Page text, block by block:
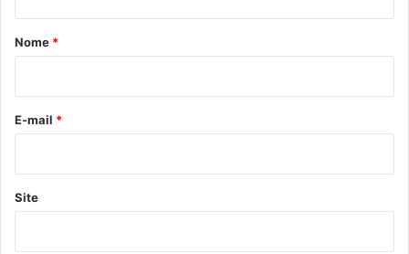
r
*
Nome *
E-mail *
Site